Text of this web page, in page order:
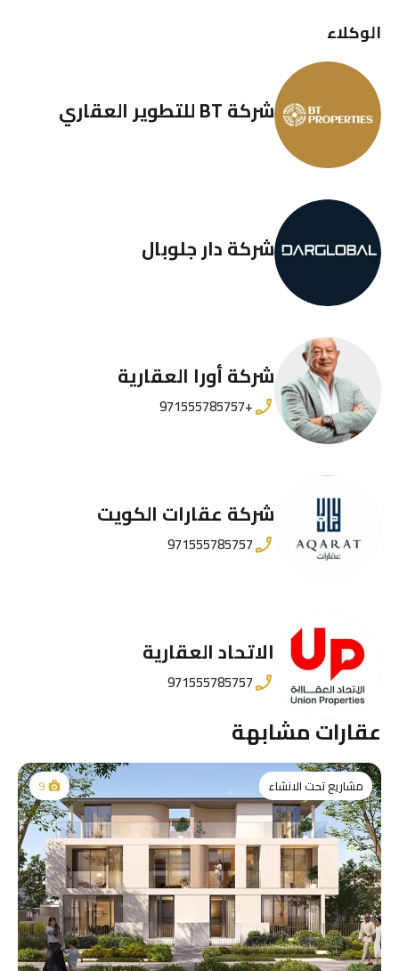
الوكلاء
شركة BT للتطوير العقاري
شركة دار جلوبال
شركة أورا العقارية
+971555785757
شركة عقارات الكويت
971555785757
الاتحاد العقارية
971555785757
عقارات مشابهة
مشاريع تحت الانشاء 9